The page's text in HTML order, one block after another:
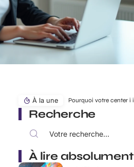
À la une
Recherche
À lire absolument